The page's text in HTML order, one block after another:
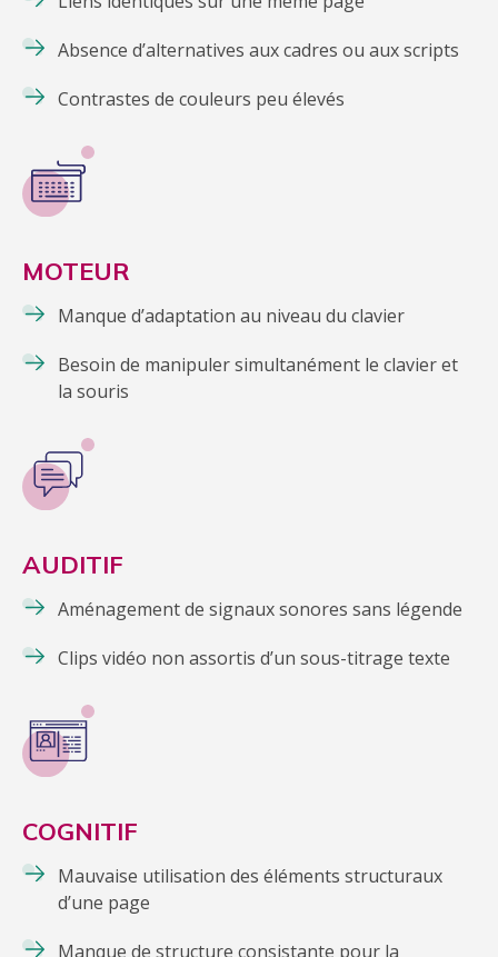
Absence d’alternatives aux cadres ou aux scripts
Contrastes de couleurs peu élevés
MOTEUR
Manque d’adaptation au niveau du clavier
Besoin de manipuler simultanément le clavier et
la souris
AUDITIF
Aménagement de signaux sonores sans légende
Clips vidéo non assortis d’un sous-titrage texte
COGNITIF
Mauvaise utilisation des éléments structuraux
d’une page
Manque de structure consistante pour la